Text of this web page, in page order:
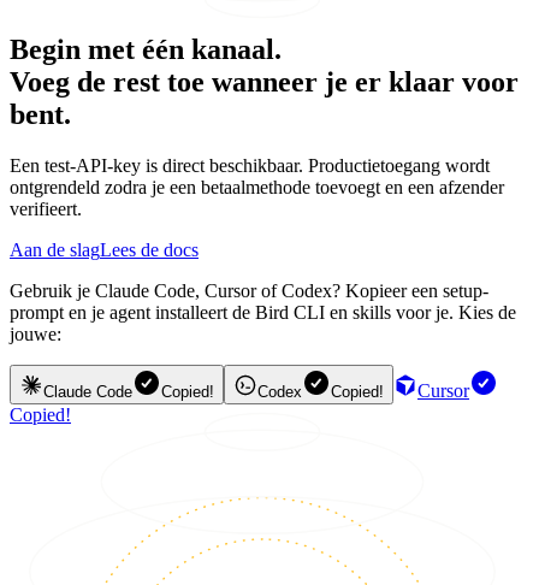
Begin met één kanaal.
Voeg de rest toe wanneer je er klaar voor
bent.
Een test-API-key is direct beschikbaar. Productietoegang wordt
ontgrendeld zodra je een betaalmethode toevoegt en een afzender
verifieert.
Aan de slagLees de docs
Gebruik je Claude Code, Cursor of Codex? Kopieer een setup-
prompt en je agent installeert de Bird CLI en skills voor je. Kies de
jouwe:
Claude Code Copied! Codex Copied!
Cursor
Copied!